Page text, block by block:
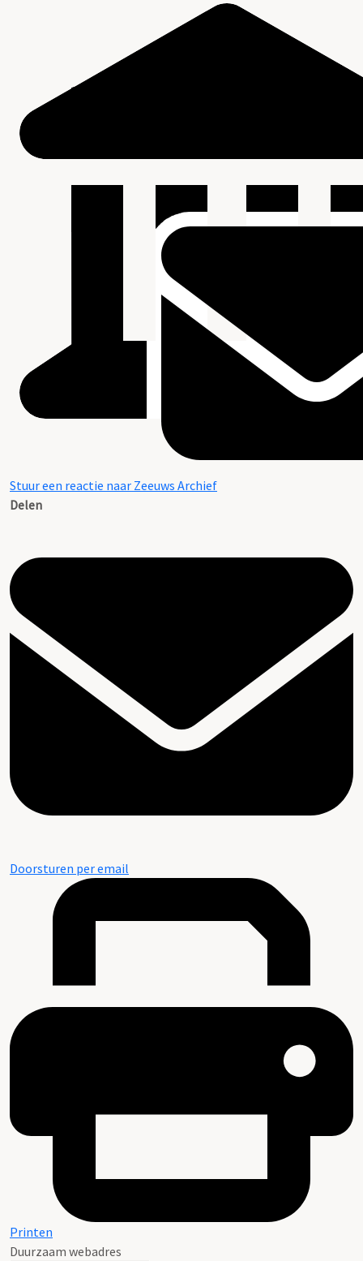
Stuur een reactie naar Zeeuws Archief
Delen
Doorsturen per email
Printen
Duurzaam webadres